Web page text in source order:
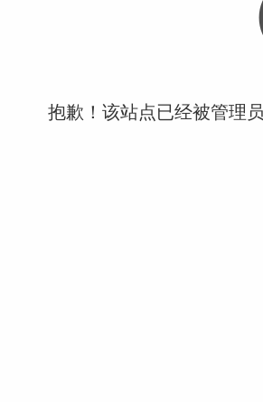
抱歉！该站点已经被管理